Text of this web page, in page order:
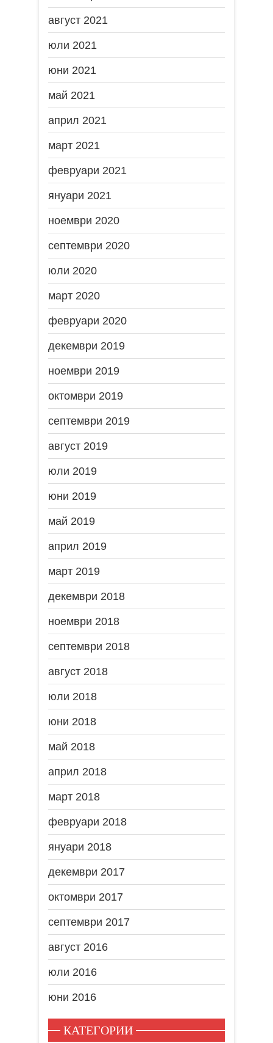
август 2021
юли 2021
юни 2021
май 2021
април 2021
март 2021
февруари 2021
януари 2021
ноември 2020
септември 2020
юли 2020
март 2020
февруари 2020
декември 2019
ноември 2019
октомври 2019
септември 2019
август 2019
юли 2019
юни 2019
май 2019
април 2019
март 2019
декември 2018
ноември 2018
септември 2018
август 2018
юли 2018
юни 2018
май 2018
април 2018
март 2018
февруари 2018
януари 2018
декември 2017
октомври 2017
септември 2017
август 2016
юли 2016
юни 2016
КАТЕГОРИИ